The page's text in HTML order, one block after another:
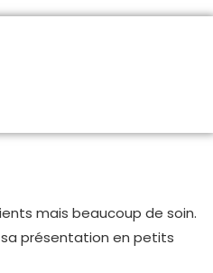
mais beaucoup de soin.
présentation en petits